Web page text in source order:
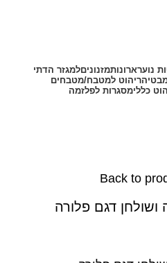
נוערארונותמזנוניםלמגזר הדתי
ריהוט למטבח/מטבחים
כללימסגרות לפלזמה
Back to
ושולחן דגם פלורה